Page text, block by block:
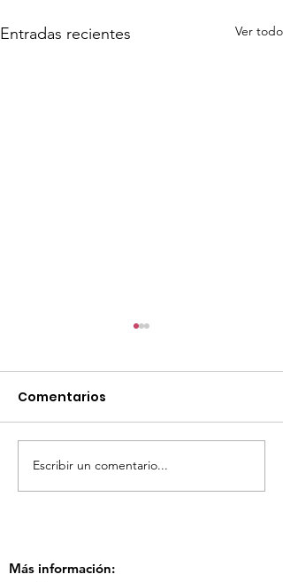
Entradas recientes Ver todo
TourTravelynByFraveo
participó en la
Comentarios
Escribir un comentario...
Más información: